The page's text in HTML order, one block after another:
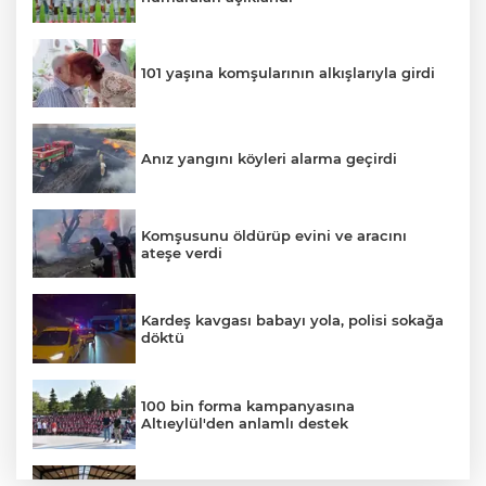
101 yaşına komşularının alkışlarıyla girdi
Anız yangını köyleri alarma geçirdi
Komşusunu öldürüp evini ve aracını
ateşe verdi
Kardeş kavgası babayı yola, polisi sokağa
döktü
100 bin forma kampanyasına
Altıeylül'den anlamlı destek